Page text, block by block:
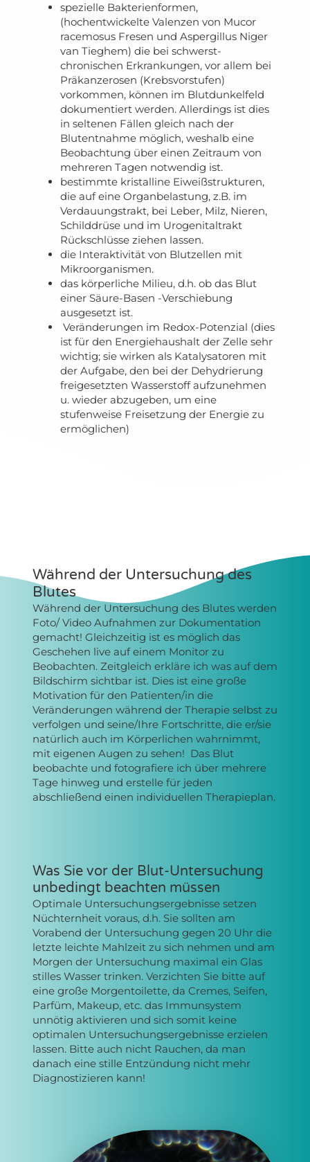
spezielle Bakterienformen,
(hochentwickelte Valenzen von Mucor
racemosus Fresen und Aspergillus Niger
van Tieghem) die bei schwerst-
chronischen Erkrankungen, vor allem bei
Präkanzerosen (Krebsvorstufen)
vorkommen, können im Blutdunkelfeld
dokumentiert werden. Allerdings ist dies
in seltenen Fällen gleich nach der
Blutentnahme möglich, weshalb eine
Beobachtung über einen Zeitraum von
mehreren Tagen notwendig ist.
bestimmte kristalline Eiweißstrukturen,
die auf eine Organbelastung, z.B. im
Verdauungstrakt, bei Leber, Milz, Nieren,
Schilddrüse und im Urogenitaltrakt
Rückschlüsse ziehen lassen.
die Interaktivität von Blutzellen mit
Mikroorganismen.
das körperliche Milieu, d.h. ob das Blut
einer Säure-Basen -Verschiebung
ausgesetzt ist.
Veränderungen im Redox-Potenzial (dies
ist für den Energiehaushalt der Zelle sehr
wichtig; sie wirken als Katalysatoren mit
der Aufgabe, den bei der Dehydrierung
freigesetzten Wasserstoff aufzunehmen
u. wieder abzugeben, um eine
stufenweise Freisetzung der Energie zu
ermöglichen)
Während der Untersuchung des
Blutes
Während der Untersuchung des Blutes werden
Foto/ Video Aufnahmen zur Dokumentation
gemacht! Gleichzeitig ist es möglich das
Geschehen live auf einem Monitor zu
Beobachten. Zeitgleich erkläre ich was auf dem
Bildschirm sichtbar ist.Dies ist eine große
Motivation für den Patienten/in die
Veränderungen während der Therapie selbst zu
verfolgen und seine/Ihre Fortschritte, die er/sie
natürlich auch im Körperlichen wahrnimmt,
mit eigenen Augen zu sehen! Das Blut
beobachte und fotografiere ich über mehrere
Tage hinweg und erstelle für jeden
abschließend einen individuellen Therapieplan.
Was Sie vor der Blut-Untersuchung
unbedingt beachten müssen
Optimale Untersuchungsergebnisse setzen
Nüchternheit voraus, d.h. Sie sollten am
Vorabend der Untersuchung gegen 20 Uhr die
letzte leichte Mahlzeit zu sich nehmen und am
Morgen der Untersuchung maximal ein Glas
stilles Wasser trinken. Verzichten Sie bitte auf
eine große Morgentoilette, da Cremes, Seifen,
Parfüm, Makeup, etc. das Immunsystem
unnötig aktivieren und sich somit keine
optimalen Untersuchungsergebnisse erzielen
lassen. Bitte auch nicht Rauchen, da man
danach eine stille Entzündung nicht mehr
Diagnostizieren kann!